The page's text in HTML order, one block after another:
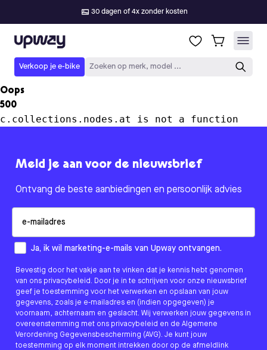
30 dagen of 4x zonder kosten
Upway
Verkoop je e-bike Zoeken op merk, model ...
Oops
500
c.collections.nodes.at is not a function
Meld je aan voor de nieuwsbrief
Ontvang de beste aanbiedingen en persoonlijk advies
How would you like to hear from us?
Ja, ik wil marketing-e-mails van Upway ontvangen.
Bevestig door het vakje aan te vinken dat je kennis hebt genomen
van ons privacybeleid. Door je in te schrijven voor onze nieuwsbrief
geef je toestemming voor het verwerken en opslaan van jouw
gegevens, zoals je e-mailadres en (indien opgegeven) je
voornaam, achternaam en geslacht. Wij verwerken jouw gegevens in
overeenstemming met ons privacybeleid en de Algemene
Verordening Gegevensbescherming (AVG). Je kunt jouw
toestemming op elk moment intrekken door op de afmeldlink